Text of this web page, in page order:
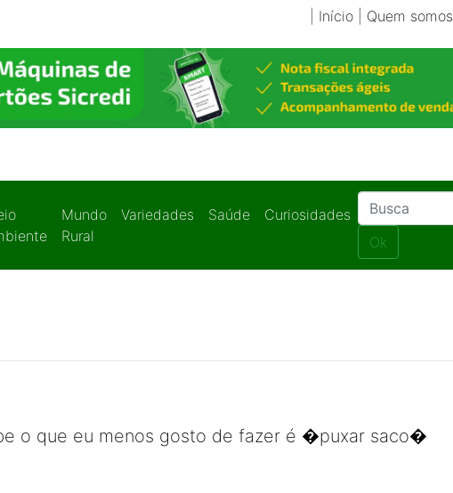
Início| Quem somos
Mundo
Rural
Variedades Saúde
Curiosidades
Ok
o que eu menos gosto de fazer é �puxar saco�